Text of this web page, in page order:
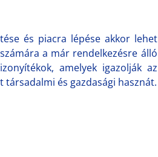
és piacra lépése akkor lehet
a már rendelkezésre álló
amelyek igazolják az
és gazdasági hasznát.